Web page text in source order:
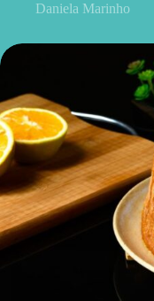
Daniela Marinho